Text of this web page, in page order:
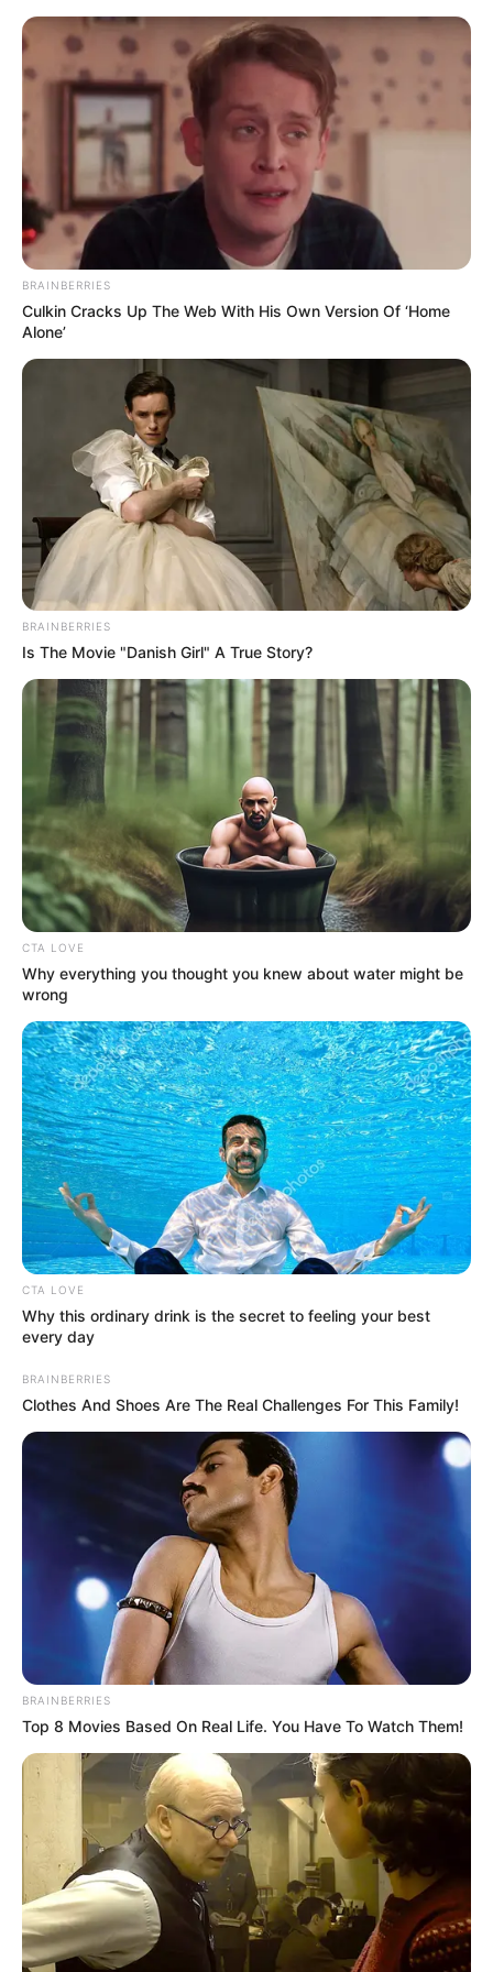
Home > Brasília > CONACS > Notícia >
CONACS em Brasília em
defesa da Aposentadoria Especial, Incentivo e outras pautas dos
CONACS em Brasília em defesa da
Aposentadoria Especial, Incentivo
e outras pautas dos ACS/ACE.
01:00 Brasília,CONACS, Notícia
Diretores da CONACS em Brasília, em busca de garantia
de novos direitos.
— Foto/Reprodução
em Brasília em defesa da Aposentadoria Especial,
Incentivo e outras pautas dos Agentes Comunitários de Saúde
e de Combate às Endemias.
JASB em19 .fevereiro.2025. Atualizado
Agentes Comunitários de Saúde (CONACS) estão em Brasília
realizando articulações políticas para garantir avanços importantes
nas pautas dos Agentes Comunitários de Saúde e dos Agentes de
Combate às Endemias.
BRAINBERRIES
Culkin Cracks Up The Web With His Own Version Of ‘Home
Alone’
BRAINBERRIES
Is The Movie "Danish Girl" A True Story?
CTA LOVE
Why everything you thought you knew about water might be
wrong
CTA LOVE
Why this ordinary drink is the secret to feeling your best
every day
BRAINBERRIES
Clothes And Shoes Are The Real Challenges For This Family!
BRAINBERRIES
Top 8 Movies Based On Real Life. You Have To Watch Them!